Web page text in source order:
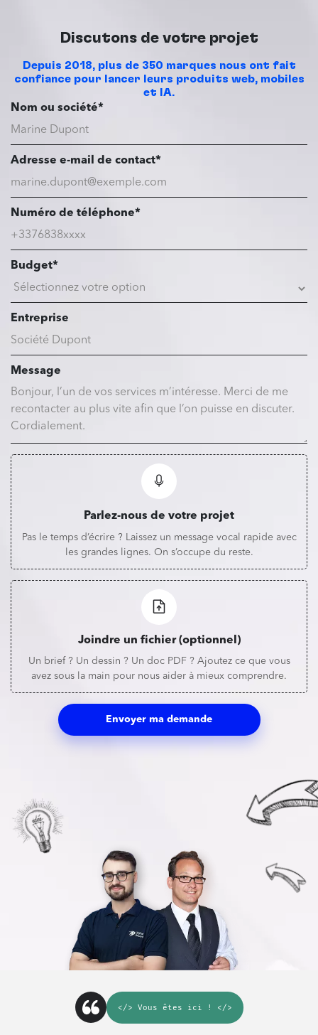
Discutons de votre projet
Depuis 2018, plus de 350 marques nous ont fait
confiance pour lancer leurs produits web, mobiles
et IA.
Nom ou société*
Adresse e-mail de contact*
Numéro de téléphone*
Budget*
Entreprise
Message
Parlez-nous de votre projet
Pas le temps d’écrire ? Laissez un message vocal rapide avec
les grandes lignes. On s’occupe du reste.
Joindre un fichier (optionnel)
Un brief ? Un dessin ? Un doc PDF ? Ajoutez ce que vous
avez sous la main pour nous aider à mieux comprendre.
Envoyer ma demande
</> Vous êtes ici ! </>